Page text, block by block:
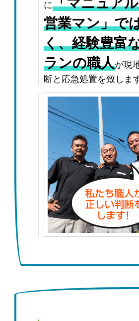
に「マニュア
営業マン」で
く、経験豊富
ランの職人が現
断と応急処置を致しま